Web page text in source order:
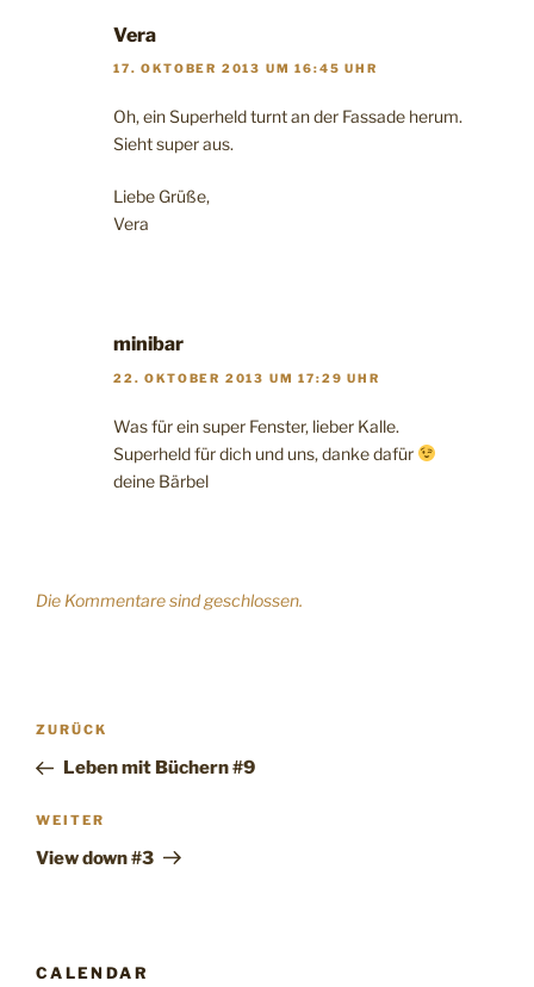
Vera
17. OKTOBER 2013 UM 16:45 UHR
Oh, ein Superheld turnt an der Fassade herum.
Sieht super aus.
Liebe Grüße,
Vera
minibar
22. OKTOBER 2013 UM 17:29 UHR
Was für ein super Fenster, lieber Kalle.
Superheld für dich und uns, danke dafür
deine Bärbel
Die Kommentare sind geschlossen.
Beitragsnavigation
Vorheriger
Beitrag
ZURÜCK
Leben mit Büchern #9
Nächster
Beitrag
WEITER
View down #3
CALENDAR